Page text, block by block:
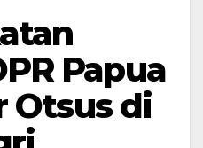
Papua
Otsus di